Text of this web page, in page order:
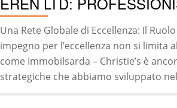
Una Rete Globale di Eccellenza: Il
impegno per l’eccellenza non si limita
come Immobilsarda – Christie’s è
strategiche che abbiamo sviluppato